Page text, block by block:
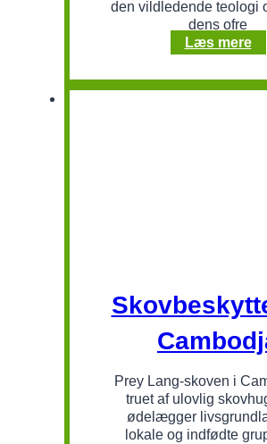
den vildledende teologi
dens ofre
Læs mere
i
Prey Lang-skoven i
truet af ulovlig
ødelægger
lokale og indfødte